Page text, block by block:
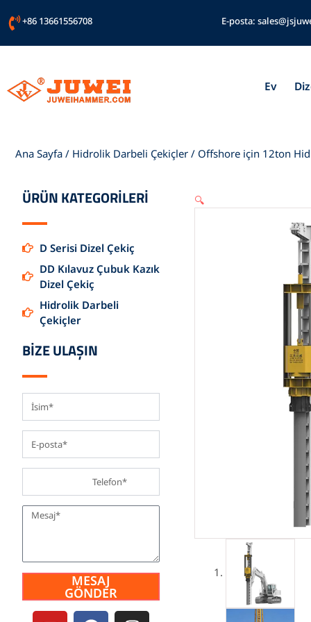
atla +86 13661556708 E-posta:
Ev
Ana Sayfa / Hidrolik Darbeli Çekiçler / Offshore için 12ton
ÜRÜN KATEGORİLERİ
D Serisi Dizel Çekiç
DD Kılavuz Çubuk Kazık
Dizel Çekiç
Hidrolik Darbeli
Çekiçler
BİZE ULAŞIN
MESAJ
GÖNDER
🔍